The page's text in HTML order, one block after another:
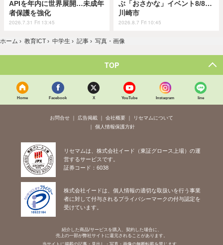
APIを年内に世界展開…未成年
者保護を強化
2026.7.31 Fri 13:45
ぶ「おさかな」イベント8/8…
川崎市
2026.8.7 Fri 10:45
ホーム › 教育ICT › 中学生 › 記事 › 写真・画像
TOP
Home Facebook X YouTube Instagram line
お問合せ 広告掲載 会社概要
リセマムについて
個人情報保護方針
リセマムは、株式会社イード（東証グロース上場）の運
営するサービスです。
証券コード：6038
株式会社イードは、個人情報の適切な取扱いを行う事業
者に対して付与されるプライバシーマークの付与認定を
受けています。
紹介した商品/サービスを購入、契約した場合に、
売上の一部が弊社サイトに還元されることがあります。
当サイトに掲載の記事・見出し・写真・画像の無断転載を禁じます。